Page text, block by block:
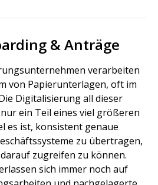
& Anträge
verarbeiten
von Papierunterlagen, oft im
Digitalisierung all dieser
ein Teil eines viel größeren
es ist, konsistent genaue
zu übertragen,
zugreifen zu können.
sich immer noch auf